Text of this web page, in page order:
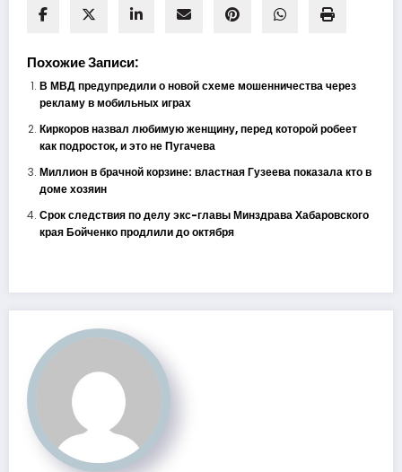
Похожие Записи:
В МВД предупредили о новой схеме мошенничества через
рекламу в мобильных играх
Киркоров назвал любимую женщину, перед которой робеет
как подросток, и это не Пугачева
Миллион в брачной корзине: властная Гузеева показала кто в
доме хозяин
Срок следствия по делу экс-главы Минздрава Хабаровского
края Бойченко продлили до октября